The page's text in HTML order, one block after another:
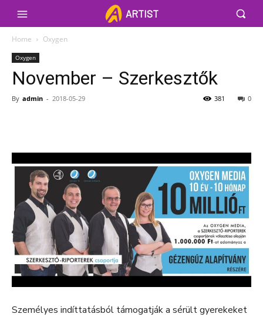
ARTIST
Home Oxygen
Oxygen
November – Szerkesztők
By admin - 2018-05-29 0
381
Személyes indíttatásból támogatják a sérült gyerekeket